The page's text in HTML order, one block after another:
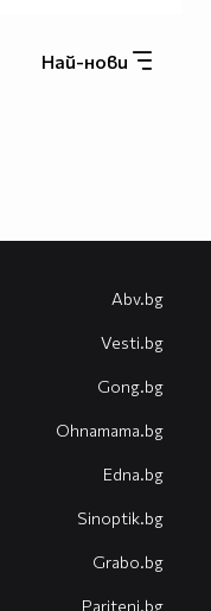
Най-нови
Abv.bg
Vesti.bg
Gong.bg
Оhnamama.bg
Edna.bg
Sinoptik.bg
Grabo.bg
Pariteni.bg